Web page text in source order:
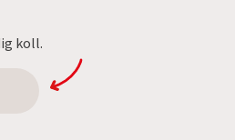
koll.